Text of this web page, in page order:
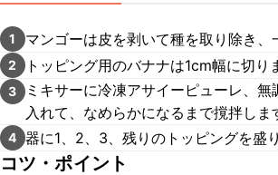
1 マンゴーは皮を剥いて種を取り除き、
2 トッピング用のバナナは1cm幅に切り
3
ミキサーに冷凍アサイーピューレ、
入れて、なめらかになるまで撹拌しま
4 器に1、2、3、残りのトッピングを盛
コツ・ポイント